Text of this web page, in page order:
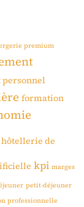
premium
personnel
formation
hôtellerie de
kpi marges
petit-déjeuner
professionnelle